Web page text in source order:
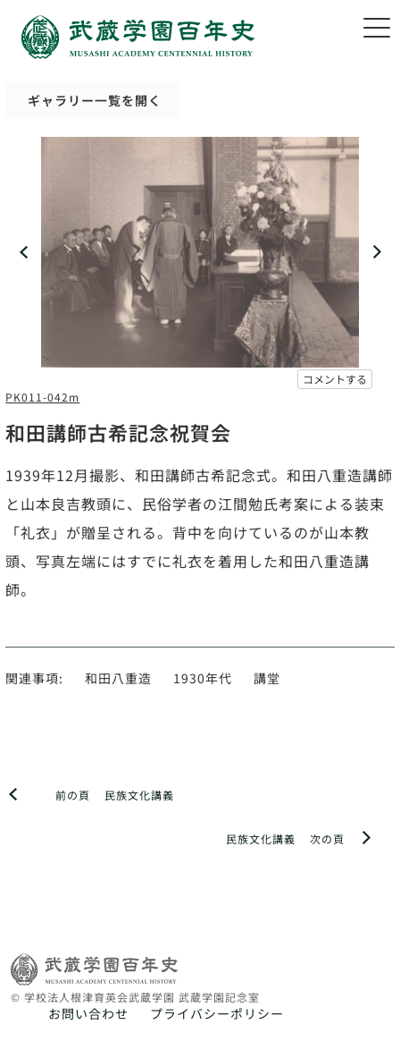
ギャラリー一覧を開く
コメントする
PK011-042m
和田講師古希記念祝賀会
1939年12月撮影、和田講師古希記念式。和田八重造講師
と山本良吉教頭に、民俗学者の江間勉氏考案による装束
「礼衣」が贈呈される。背中を向けているのが山本教
頭、写真左端にはすでに礼衣を着用した和田八重造講
師。
関連事項: 和田八重造 1930年代 講堂
前の頁 民族文化講義
次の頁
民族文化講義
© 学校法人根津育英会武蔵学園 武蔵学園記念室
お問い合わせ プライバシーポリシー